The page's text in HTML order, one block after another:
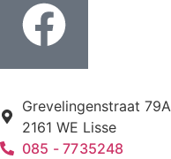
Grevelingenstraat 79A
2161 WE Lisse
085 - 7735248